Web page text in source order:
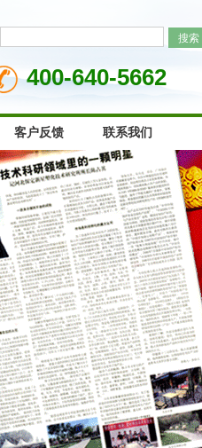
400-640-5662
客户反馈 联系我们